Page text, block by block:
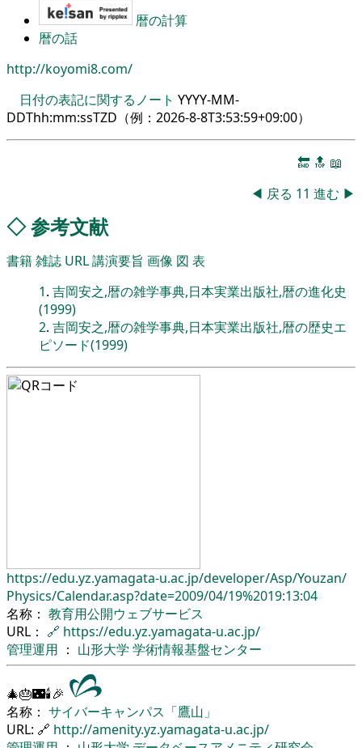
暦の計算
暦の話
http://koyomi8.com/
日付の表記に関するノート YYYY-MM-
DDThh:mm:ssTZD（例： 2026-8-8T3:53:59+09:00）
🔚 🔝 📖
◀ 戻る 11 進む ▶
◇参考文献
書籍雑誌 URL講演要旨 画像 図 表
1. 吉岡安之,暦の雑学事典,日本実業出版社,暦の進化史
(1999)
2. 吉岡安之,暦の雑学事典,日本実業出版社,暦の歴史エ
ピソード(1999)
https://edu.yz.yamagata-u.ac.jp/developer/Asp/Youzan/
Physics/Calendar.asp?date=2009/04/19%2019:13:04
名称： 教育用公開ウェブサービス
URL： 🔗 https://edu.yz.yamagata-u.ac.jp/
管理運用 ： 山形大学 学術情報基盤センター
🎄🎂🌃🕯🎉
名称： サイバーキャンパス「鷹山」
URL: 🔗 http://amenity.yz.yamagata-u.ac.jp/